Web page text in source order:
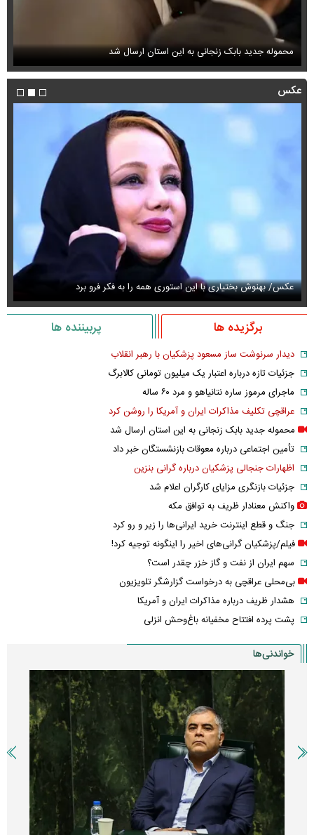
محموله جدید بابک زنجانی به این استان ارسال شد
عکس
عکس/ بهنوش بختیاری با این استوری همه را به فکر فرو برد
برگزیده ها پربیننده ها
دیدار سرنوشت ساز مسعود پزشکیان با رهبر انقلاب
جزئیات تازه درباره اعتبار یک میلیون تومانی کالابرگ
ماجرای مرموز ساره نتانیاهو و مرد ۶۰ ساله
عراقچی تکلیف مذاکرات ایران و آمریکا را روشن کرد
محموله جدید بابک زنجانی به این استان ارسال شد
تأمین اجتماعی درباره معوقات بازنشستگان خبر داد
اظهارات جنجالی پزشکیان درباره گرانی بنزین
جزئیات بازنگری مزایای کارگران اعلام شد
واکنش معنادار ظریف به توافق مکه
جنگ و قطع اینترنت خرید ایرانی‌ها را زیر و رو کرد
فیلم/پزشکیان گرانی‌های اخیر را اینگونه توجیه کرد!
سهم ایران از نفت و گاز خزر چقدر است؟
بی‌محلی عراقچی به درخواست گزارشگر تلویزیون
هشدار ظریف درباره مذاکرات ایران و آمریکا
پشت پرده افتتاح مخفیانه باغ‌وحش انزلی
خواندنی‌ها